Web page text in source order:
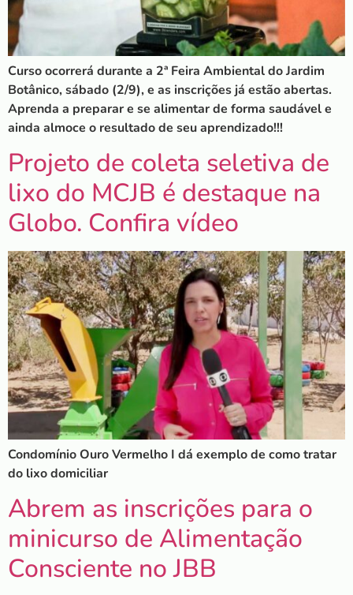
Curso ocorrerá durante a 2ª Feira Ambiental do Jardim
Botânico, sábado (2/9), e as inscrições já estão abertas.
Aprenda a preparar e se alimentar de forma saudável e
ainda almoce o resultado de seu aprendizado!!!
Projeto de coleta seletiva de
lixo do MCJB é destaque na
Globo. Confira vídeo
Condomínio Ouro Vermelho I dá exemplo de como tratar
do lixo domiciliar
Abrem as inscrições para o
minicurso de Alimentação
Consciente no JBB